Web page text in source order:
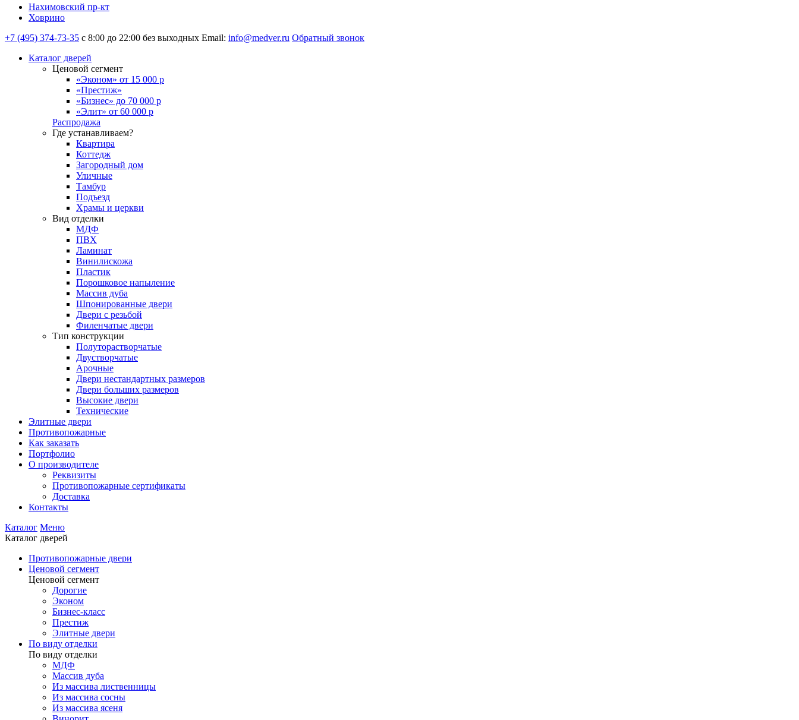
Нахимовский пр-кт
Ховрино
+7 (495) 374-73-35 с 8:00 до 22:00 без выходных Email: info@medver.ru Обратный звонок
Каталог дверей
Ценовой сегмент
«Эконом» от 15 000 р
«Престиж»
«Бизнес» до 70 000 р
«Элит» от 60 000 р
Распродажа
Где устанавливаем?
Квартира
Коттедж
Загородный дом
Уличные
Тамбур
Подъезд
Храмы и церкви
Вид отделки
МДФ
ПВХ
Ламинат
Винилискожа
Пластик
Порошковое напыление
Массив дуба
Шпонированные двери
Двери с резьбой
Филенчатые двери
Тип конструкции
Полуторастворчатые
Двустворчатые
Арочные
Двери нестандартных размеров
Двери больших размеров
Высокие двери
Технические
Элитные двери
Противопожарные
Как заказать
Портфолио
О производителе
Реквизиты
Противопожарные сертификаты
Доставка
Контакты
Каталог Меню
Каталог дверей
Противопожарные двери
Ценовой сегмент
Ценовой сегмент
Дорогие
Эконом
Бизнес-класс
Престиж
Элитные двери
По виду отделки
По виду отделки
МДФ
Массив дуба
Из массива лиственницы
Из массива сосны
Из массива ясеня